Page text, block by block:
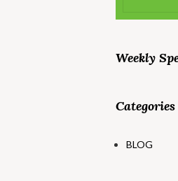
Weekly
Categories
BLOG